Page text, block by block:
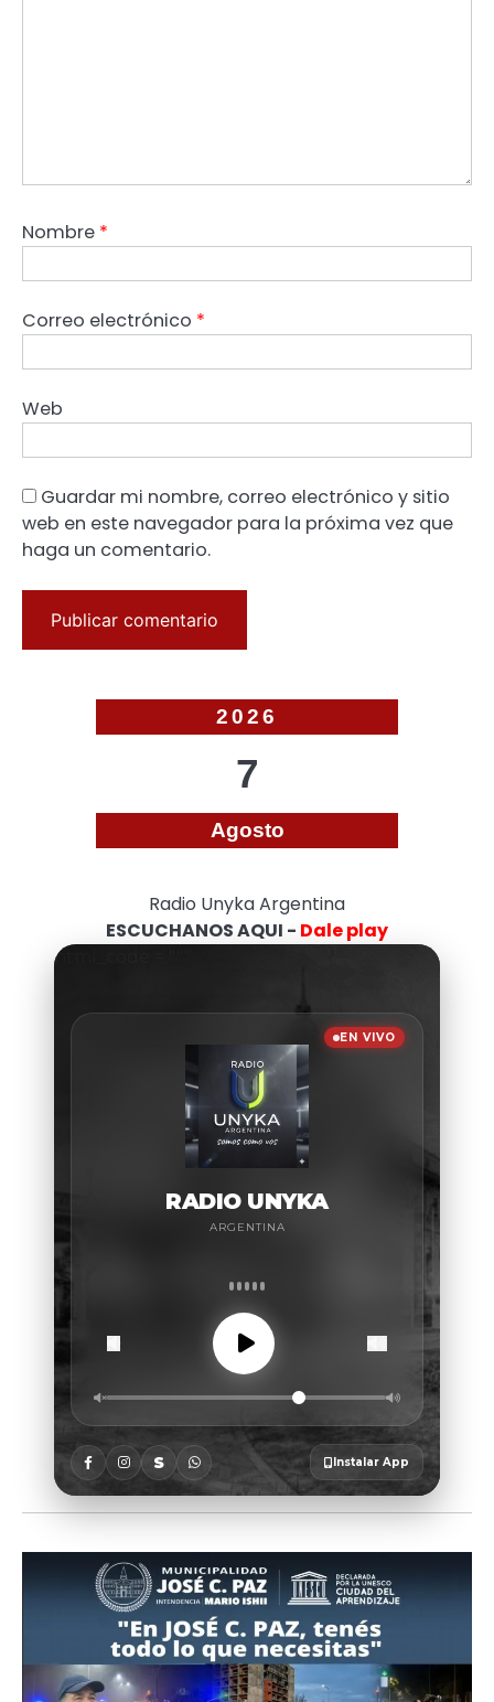
Nombre *
Correo electrónico *
Web
Guardar mi nombre, correo electrónico y sitio
web en este navegador para la próxima vez que
haga un comentario.
2026
7
Agosto
Radio Unyka Argentina
ESCUCHANOS AQUI - Dale play